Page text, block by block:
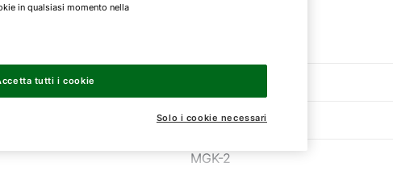
MGK-2
MGK-2
in qualsiasi momento nella
Solo i cookie necessari
tutti i cookie